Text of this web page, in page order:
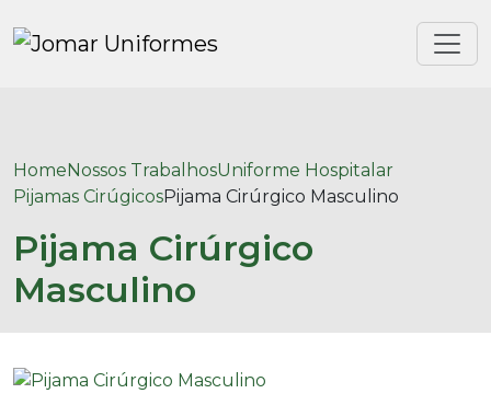
HomeNossos TrabalhosUniforme Hospitalar
Pijamas CirúgicosPijama Cirúrgico Masculino
Pijama Cirúrgico
Masculino